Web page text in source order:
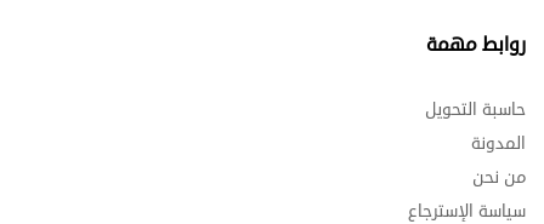
روابط مهمة
حاسبة التحويل
المدونة
من نحن
سياسة الإسترجاع